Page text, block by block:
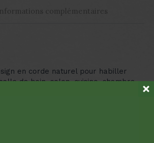
Informations complémentaires
en corde naturel pour habiller
de bain, salon, cuisine, chambre…